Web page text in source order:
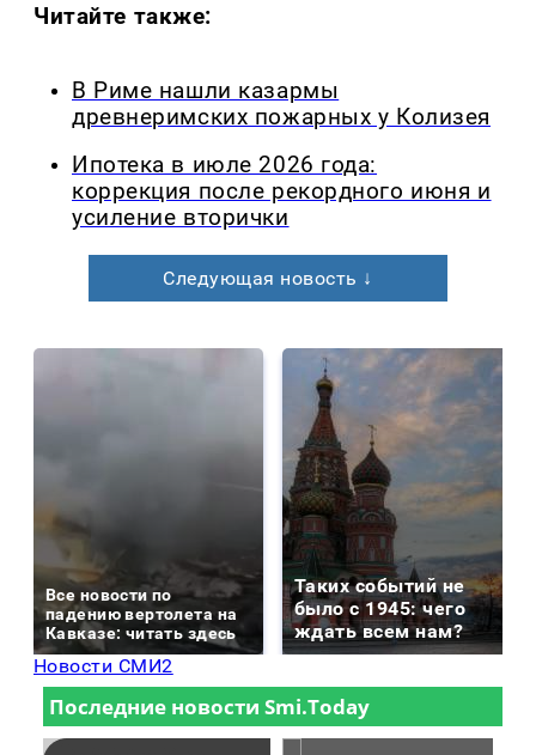
Читайте также:
В Риме нашли казармы
древнеримских пожарных у Колизея
Ипотека в июле 2026 года:
коррекция после рекордного июня и
усиление вторички
Следующая новость ↓
Все новости по
падению вертолета на
Кавказе: читать здесь
Таких событий не
было с 1945: чего
ждать всем нам?
Новости СМИ2